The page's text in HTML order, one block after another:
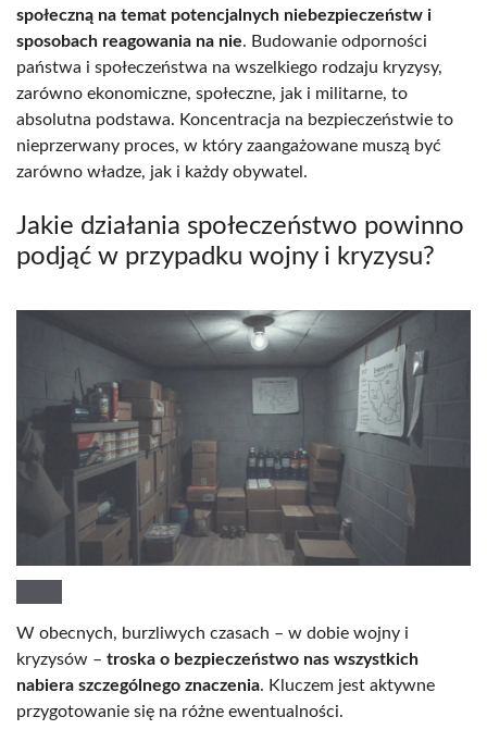
społeczną na temat potencjalnych niebezpieczeństw i
sposobach reagowania na nie. Budowanie odporności
państwa i społeczeństwa na wszelkiego rodzaju kryzysy,
zarówno ekonomiczne, społeczne, jak i militarne, to
absolutna podstawa. Koncentracja na bezpieczeństwie to
nieprzerwany proces, w który zaangażowane muszą być
zarówno władze, jak i każdy obywatel.
Jakie działania społeczeństwo powinno
podjąć w przypadku wojny i kryzysu?
W obecnych, burzliwych czasach – w dobie wojny i
kryzysów – troska o bezpieczeństwo nas wszystkich
nabiera szczególnego znaczenia. Kluczem jest aktywne
przygotowanie się na różne ewentualności.